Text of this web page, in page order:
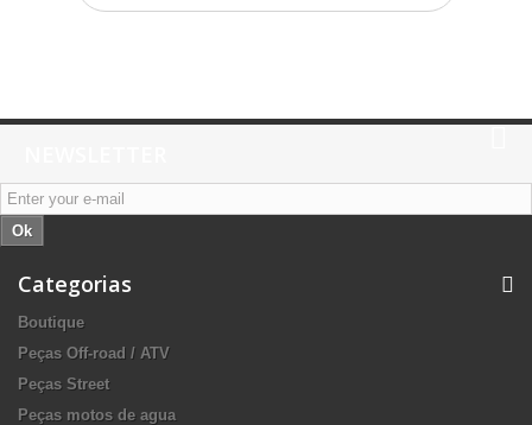
Ok
Categorias
Boutique
Peças Off-road / ATV
Peças Street
Peças motos de agua